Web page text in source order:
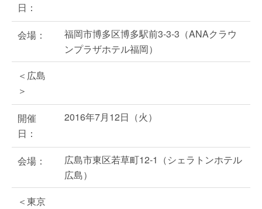
日：
会場：
福岡市博多区博多駅前3-3-3（ANAクラウ
ンプラザホテル福岡）
＜広島
＞
開催
日：
2016年7月12日（火）
会場：
広島市東区若草町12-1（シェラトンホテル
広島）
＜東京